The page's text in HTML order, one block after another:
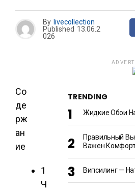
By livecollection
Published 13.06.2
026
Со
де
рж
ан
ие
1
Ч
TRENDING
Жидкие Обои
Правильный
Важен
Випсилинг —